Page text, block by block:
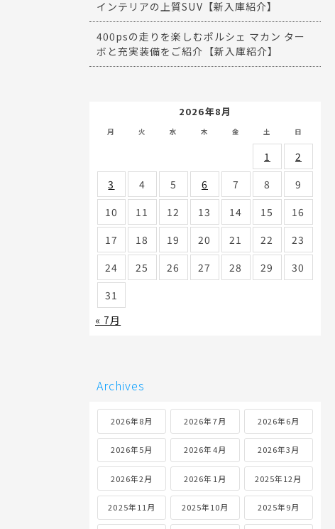
インテリアの上質SUV【新入庫紹介】
400psの走りを楽しむポルシェ マカン ター
ボと充実装備をご紹介【新入庫紹介】
2026年8月
月 火 水 木 金 土 日
1
2
3
4 5 6 7 8
9
10
11 12 13 14 15
16
17
18 19 20 21 22
23
24
25 26 27 28 29
30
31
« 7月
Archives
2026年8月 2026年7月 2026年6月
2026年5月 2026年4月 2026年3月
2026年2月 2026年1月 2025年12月
2025年11月 2025年10月 2025年9月